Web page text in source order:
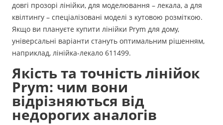
довгі прозорі лінійки, для моделювання – лекала, а для
квілтингу – спеціалізовані моделі з кутовою розміткою.
Якщо ви плануєте купити лінійки Prym для дому,
універсальні варіанти стануть оптимальним рішенням,
наприклад, лінійка-лекало 611499.
Якість та точність лінійок
Prym: чим вони
відрізняються від
недорогих аналогів